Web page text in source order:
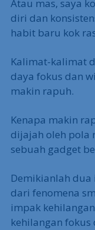
Atau mas, saya
diri dan
habit baru kok
Kalimat-kalimat
daya fokus dan
makin rapuh.
Kenapa makin
dijajah oleh pola
sebuah gadget
Demikianlah
dari fenomena
impak
kehilangan